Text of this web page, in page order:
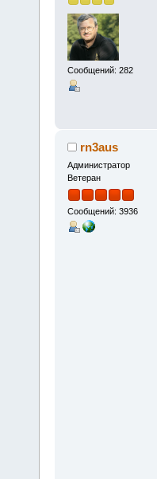
Сообщений: 282
rn3aus
Администратор
Ветеран
Сообщений: 3936